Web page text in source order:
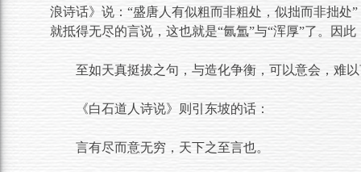
浪诗话》说：“盛唐人有似粗而非粗处，似拙而非拙处
就抵得无尽的言说，这也就是“氤氲”与“浑厚”了。因
至如天真挺拔之句，与造化争衡，可以意会，难
《白石道人诗说》则引东坡的话：
言有尽而意无穷，天下之至言也。